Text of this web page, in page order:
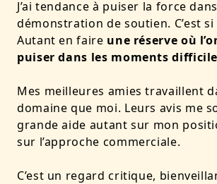
J’ai tendance à puiser la force
démonstration de soutien. C’est
Autant en faire une réserve où
puiser dans les moments
Mes meilleures amies travaillent
domaine que moi. Leurs avis me
grande aide autant sur mon
sur l’approche commerciale.
C’est un regard critique,